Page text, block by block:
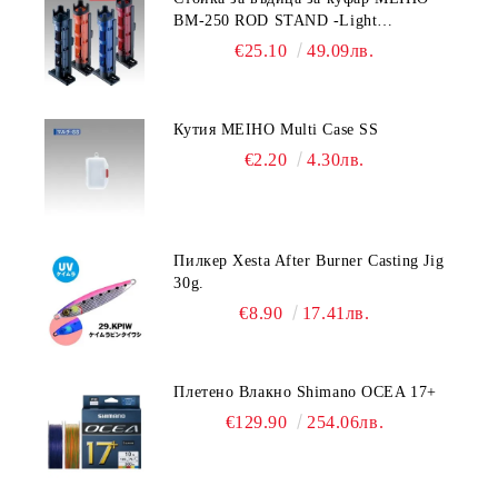
BM-250 ROD STAND -Light
Blue/Black color
€25.10 49.09лв.
Кутия MEIHO Multi Case SS
€2.20 4.30лв.
Пилкер Xesta After Burner Casting Jig
30g.
€8.90 17.41лв.
Плетено Влакно Shimano OCEA 17+
€129.90 254.06лв.